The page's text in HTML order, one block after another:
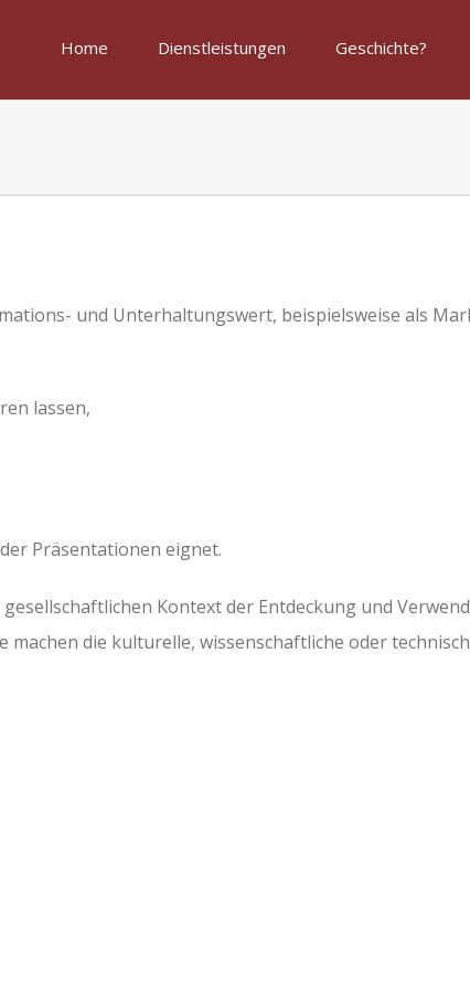
Home Dienstleistungen Geschichte?
und Unterhaltungswert, beispielsweise als
lassen,
Präsentationen eignet.
Kontext der Entdeckung und
die kulturelle, wissenschaftliche oder